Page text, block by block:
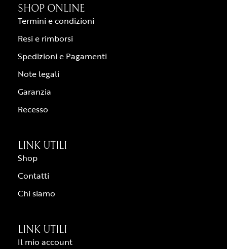
SHOP ONLINE
Termini e condizioni
Resi e rimborsi
Spedizioni e Pagamenti
Note legali
Garanzia
Recesso
LINK UTILI
Shop
Contatti
Chi siamo
LINK UTILI
Il mio account